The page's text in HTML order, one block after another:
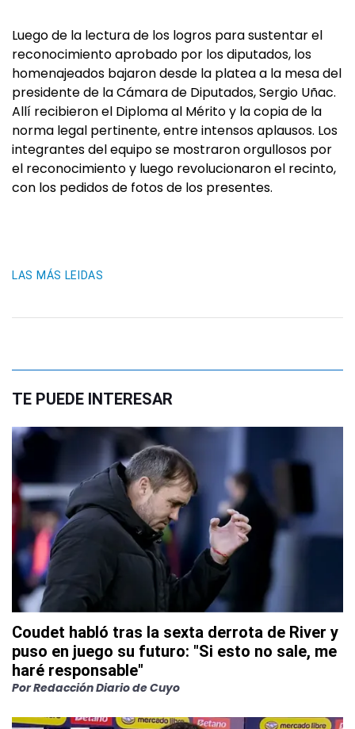
Luego de la lectura de los logros para sustentar el
reconocimiento aprobado por los diputados, los
homenajeados bajaron desde la platea a la mesa del
presidente de la Cámara de Diputados, Sergio Uñac.
Allí recibieron el Diploma al Mérito y la copia de la
norma legal pertinente, entre intensos aplausos. Los
integrantes del equipo se mostraron orgullosos por
el reconocimiento y luego revolucionaron el recinto,
con los pedidos de fotos de los presentes.
LAS MÁS LEIDAS
TE PUEDE INTERESAR
Coudet habló tras la sexta derrota de River y
puso en juego su futuro: "Si esto no sale, me
haré responsable"
PorRedacción Diario de Cuyo